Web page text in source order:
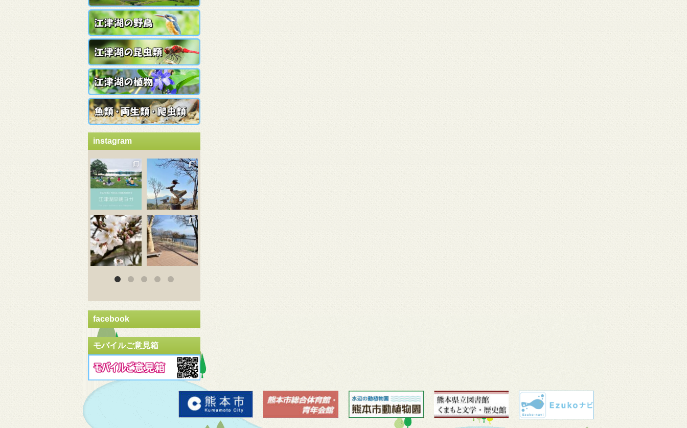
instagram
3月 20
3月 18
3月 18
facebook
モバイルご意見箱